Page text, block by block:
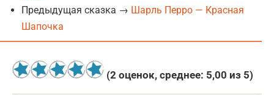
Предыдущая сказка → Шарль Перро — Красная
Шапочка
(2 оценок, среднее: 5,00 из 5)